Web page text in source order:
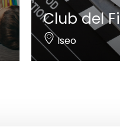
Club del
Iseo